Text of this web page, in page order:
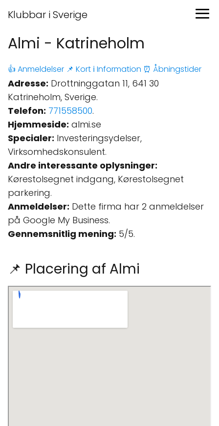
Klubbar i Sverige
Almi - Katrineholm
👍 Anmeldelser 📌 Kort ℹ️ Information ⏰ Åbningstider
Adresse: Drottninggatan 11, 641 30
Katrineholm, Sverige.
Telefon: 771558500.
Hjemmeside: almi.se
Specialer: Investeringsydelser,
Virksomhedskonsulent.
Andre interessante oplysninger:
Kørestolsegnet indgang, Kørestolsegnet
parkering.
Anmeldelser: Dette firma har 2 anmeldelser
på Google My Business.
Gennemsnitlig mening: 5/5.
📌 Placering af Almi